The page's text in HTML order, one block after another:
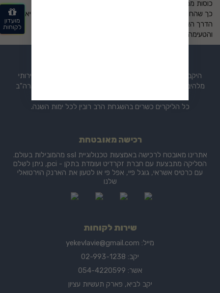
כוסות ממותגות,
כך שהחוויה מושלמת מהרגע הראשון. מארזי הליקרים של יקב לביא הם
הדרך האלגנטית
והטעימה לומר תודה, לחגוג או לחלוק רגעים מיוחדים.
היקב ממוקם בלב גוש עציון, אזור משופע בהיסטוריה ומוקד תיירותי
מלהיב. הליקרים משווקים כיום במאות חנויות ברחבי הארץ, בארה"ב
כל הליקרים כשרים בהשגחת הרב רובין לכל ימות השנה.
רכישה מאובטחת
אתרינו מאובטח לרכישה באמצעות טכנולוגיית ssl מהמובילות בעולם.
הסליקה מתבצעת עם חברת זקרדיט ועומדת בתקן - pci, ניתן לשלם
עם כרטיס אשראי, גוגל פיי, אפל פי או לטעון את הארנק הוירטואלי
שלנו
שירות לקוחות
מייל: yekevlavie@gmail.com
יקב: 02-993-1238
אשר: 054-4220599
יקב לביא, פארק תעשיות עציון
מועדון
לקוחות